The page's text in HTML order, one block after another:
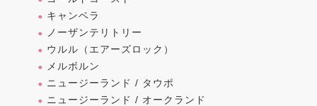
キャンベラ
ノーザンテリトリー
ウルル（エアーズロック）
メルボルン
ニュージーランド / タウポ
ニュージーランド / オークランド